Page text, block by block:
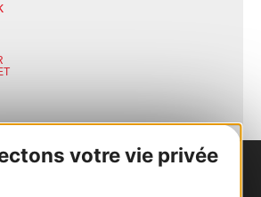
votre vie privée